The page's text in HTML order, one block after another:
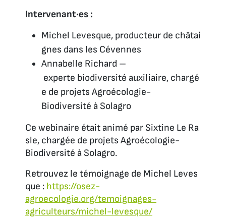
Intervenant·es :
Michel Levesque, producteur de châtai
gnes dans les Cévennes
Annabelle Richard –
experte biodiversité auxiliaire, chargé
e de projets Agroécologie-
Biodiversité à Solagro
Ce webinaire était animé par Sixtine Le Ra
sle, chargée de projets Agroécologie-
Biodiversité à Solagro.
Retrouvez le témoignage de Michel Leves
que : https://osez-
agroecologie.org/temoignages-
agriculteurs/michel-levesque/